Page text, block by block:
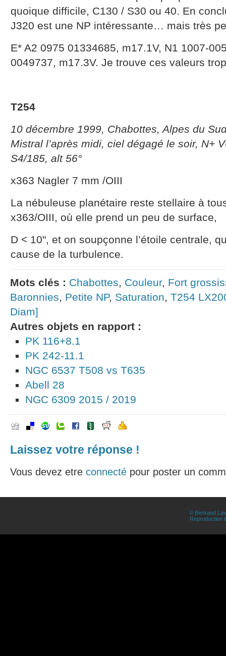
quoique difficile, C130 / S30 ou 40. En
J320 est une NP intéressante… mais très
E* A2 0975 01334685, m17.1V, N1 1007-
0049737, m17.3V. Je trouve ces valeurs
T254
10 décembre 1999, Chabottes, Alpes du
Mistral l’après midi, ciel dégagé le soir, N+
S4/185, alt 56°
x363 Nagler 7 mm /OIII
La nébuleuse planétaire reste stellaire à
x363/OIII, où elle prend un peu de surface,
D < 10", et on soupçonne l’étoile centrale,
cause de la turbulence.
Mots clés : Chabottes, Couleur, Fort
Baronnies, Petite NP, Saturation, T254
Diam]
Autres objets en rapport :
PK 116+8.1
PK 242-11.1
NGC 6537 T508 vs T635
Abell 28
NGC 6309 2015 / 2019
Laissez votre réponse !
Vous devez etre connecté pour poster un
© Bertrand
Reproduction